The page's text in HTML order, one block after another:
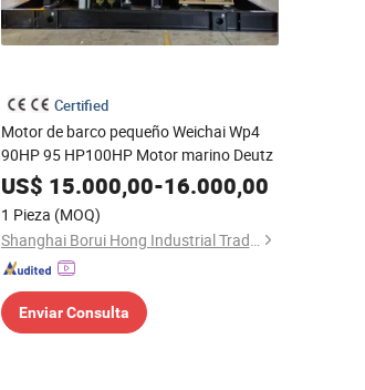
Certified
Motor de barco pequeño Weichai Wp4
90HP 95 HP100HP Motor marino Deutz
US$ 15.000,00-16.000,00
1 Pieza (MOQ)
Shanghai Borui Hong Industrial Trading Co., Ltd
Enviar Consulta